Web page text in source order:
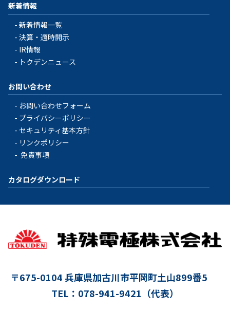
新着情報
新着情報一覧
決算・適時開示
IR情報
トクデンニュース
お問い合わせ
お問い合わせフォーム
プライバシーポリシー
セキュリティ基本方針
リンクポリシー
免責事項
カタログダウンロード
〒675-0104 兵庫県加古川市平岡町土山899番5
TEL：078-941-9421（代表）